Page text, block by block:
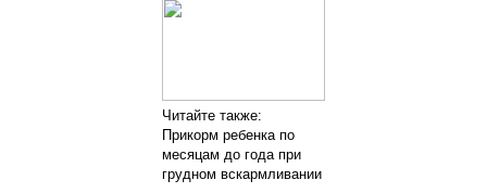
Читайте также:
Прикорм ребенка по
месяцам до года при
грудном вскармливании